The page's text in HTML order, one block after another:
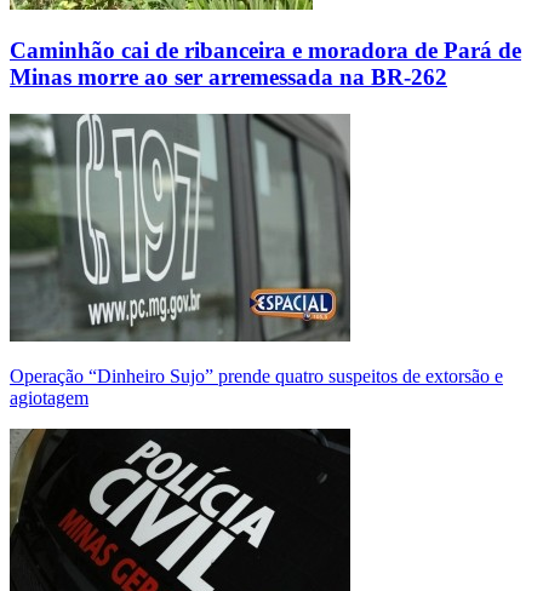
Caminhão cai de ribanceira e moradora de Pará de
Minas morre ao ser arremessada na BR-262
Operação “Dinheiro Sujo” prende quatro suspeitos de extorsão e
agiotagem